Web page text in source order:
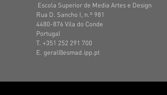
Escola Superior de Media Artes e Design
Rua D. Sancho I, n.º 981
4480-876 Vila do Conde
Portugal
T. +351 252 291 700
E. geral@esmad.ipp.pt